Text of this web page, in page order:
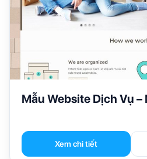
Mẫu Website Dịch Vụ –
Xem chi tiết